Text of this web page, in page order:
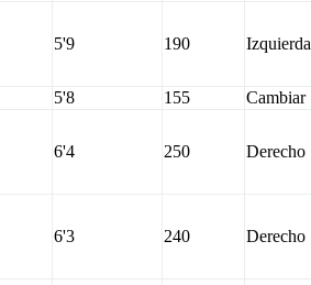
5'9 190 Izquierda
5'8 155 Cambiar
6'4 250 Derecho
6'3 240 Derecho